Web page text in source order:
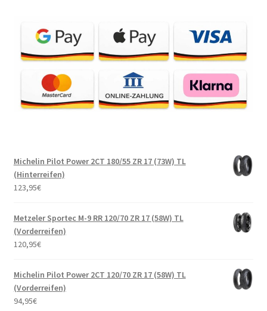
Michelin Pilot Power 2CT 180/55 ZR 17 (73W) TL
(Hinterreifen)
123,95€
Metzeler Sportec M-9 RR 120/70 ZR 17 (58W) TL
(Vorderreifen)
120,95€
Michelin Pilot Power 2CT 120/70 ZR 17 (58W) TL
(Vorderreifen)
94,95€